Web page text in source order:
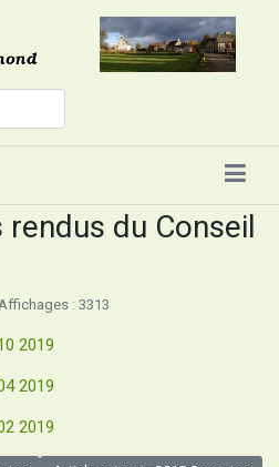
du Conseil
Affichages : 3313
2019
2019
2019